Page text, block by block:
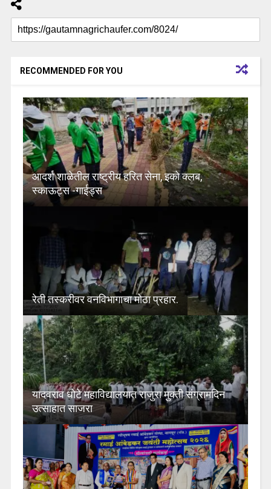
RECOMMENDED FOR YOU
आदर्श शाळेतील राष्ट्रीय हरित सेना, इको क्लब,
स्काऊट्स -गाईड्स
रेती तस्करीवर वनविभागाचा मोठा प्रहार.
यादवराव धोटे महाविद्यालयात राजुरा मुक्ती संग्रामदिन
उत्साहात साजरा